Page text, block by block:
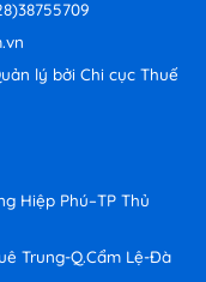
lý bởi Chi cục Thuế
Hiệp Phú–TP Thủ
Trung-Q.Cẩm Lệ-Đà